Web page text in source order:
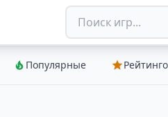
Популярные